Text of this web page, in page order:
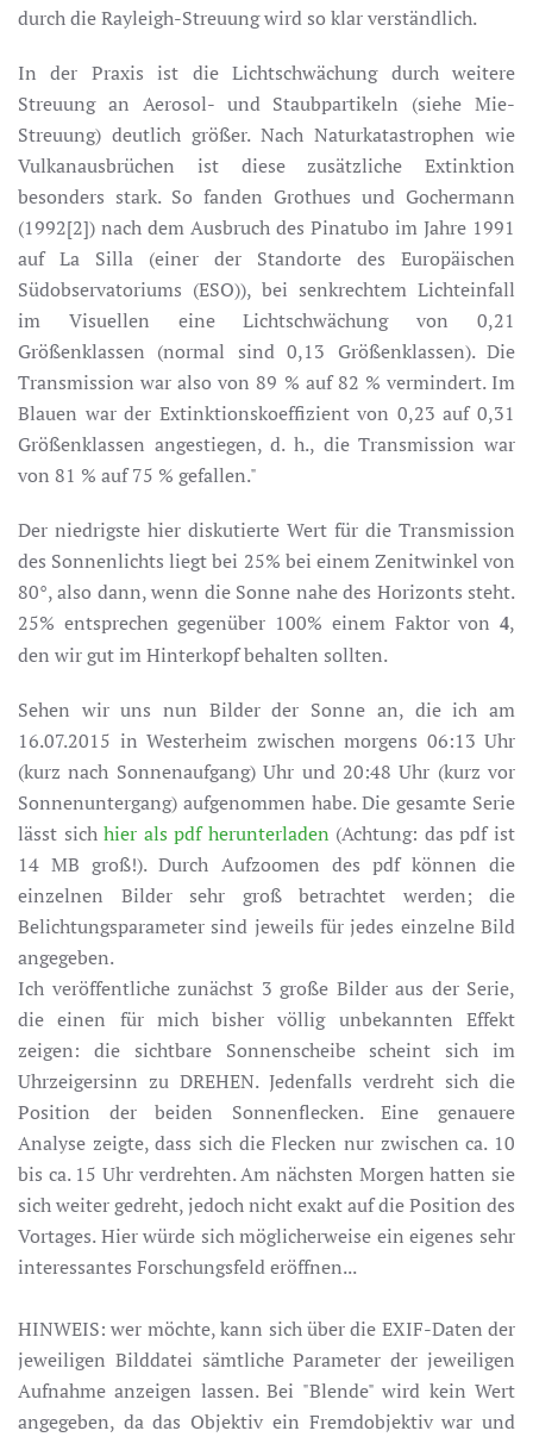
durch die Rayleigh-Streuung wird so klar verständlich.
In der Praxis ist die Lichtschwächung durch weitere
Streuung an Aerosol- und Staubpartikeln (siehe Mie-
Streuung) deutlich größer. Nach Naturkatastrophen wie
Vulkanausbrüchen ist diese zusätzliche Extinktion
besonders stark. So fanden Grothues und Gochermann
(1992[2]) nach dem Ausbruch des Pinatubo im Jahre 1991
auf La Silla (einer der Standorte des Europäischen
Südobservatoriums (ESO)), bei senkrechtem Lichteinfall
im Visuellen eine Lichtschwächung von 0,21
Größenklassen (normal sind 0,13 Größenklassen). Die
Transmission war also von 89 % auf 82 % vermindert. Im
Blauen war der Extinktionskoeffizient von 0,23 auf 0,31
Größenklassen angestiegen, d. h., die Transmission war
von 81 % auf 75 % gefallen."
Der niedrigste hier diskutierte Wert für die Transmission
des Sonnenlichts liegt bei 25% bei einem Zenitwinkel von
80°, also dann, wenn die Sonne nahe des Horizonts steht.
25% entsprechen gegenüber 100% einem Faktor von 4,
den wir gut im Hinterkopf behalten sollten.
Sehen wir uns nun Bilder der Sonne an, die ich am
16.07.2015 in Westerheim zwischen morgens 06:13 Uhr
(kurz nach Sonnenaufgang) Uhr und 20:48 Uhr (kurz vor
Sonnenuntergang) aufgenommen habe. Die gesamte Serie
lässt sichhier als pdf herunterladen (Achtung: das pdf ist
14 MB groß!). Durch Aufzoomen des pdf können die
einzelnen Bilder sehr groß betrachtet werden; die
Belichtungsparameter sind jeweils für jedes einzelne Bild
angegeben.
Ich veröffentliche zunächst 3 große Bilder aus der Serie,
die einen für mich bisher völlig unbekannten Effekt
zeigen: die sichtbare Sonnenscheibe scheint sich im
Uhrzeigersinn zu DREHEN. Jedenfalls verdreht sich die
Position der beiden Sonnenflecken. Eine genauere
Analyse zeigte, dass sich die Flecken nur zwischen ca. 10
bis ca. 15 Uhr verdrehten. Am nächsten Morgen hatten sie
sich weiter gedreht, jedoch nicht exakt auf die Position des
Vortages. Hier würde sich möglicherweise ein eigenes sehr
interessantes Forschungsfeld eröffnen...
HINWEIS: wer möchte, kann sich über die EXIF-Daten der
jeweiligen Bilddatei sämtliche Parameter der jeweiligen
Aufnahme anzeigen lassen. Bei "Blende" wird kein Wert
angegeben, da das Objektiv ein Fremdobjektiv war und